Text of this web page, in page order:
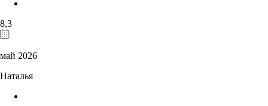
8,3
май 2026
Наталья